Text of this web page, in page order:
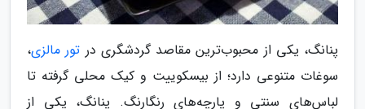
پنانگ، یکی از محبوب‌ترین مقاصد گردشگری در تور مالزی،
سوغات متنوعی دارد؛ از بیسکوییت و کیک محلی گرفته تا
لباس‌های سنتی و پارچه‌های رنگارنگ. پنانگ، یکی از